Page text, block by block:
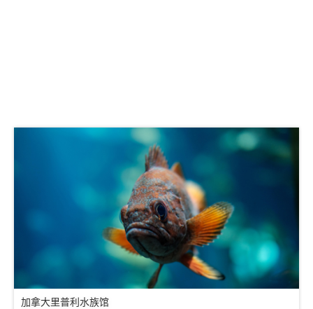
加拿大里普利水族馆